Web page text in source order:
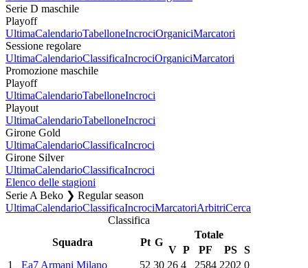
Serie D maschile
Playoff
UltimaCalendarioTabelloneIncrociOrganiciMarcatori
Sessione regolare
UltimaCalendarioClassificaIncrociOrganiciMarcatori
Promozione maschile
Playoff
UltimaCalendarioTabelloneIncroci
Playout
UltimaCalendarioTabelloneIncroci
Girone Gold
UltimaCalendarioClassificaIncroci
Girone Silver
UltimaCalendarioClassificaIncroci
Elenco delle stagioni
Serie A Beko ❯ Regular season
UltimaCalendarioClassificaIncrociMarcatoriArbitriCerca
Classifica
Squadra
Pt G
Totale
V P PF PS
S
1
Ea7 Armani Milano 52 30 26 4 2584 2202 0